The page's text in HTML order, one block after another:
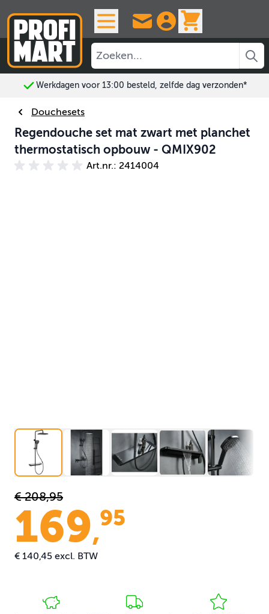
Werkdagen voor 13:00 besteld, zelfde dag verzonden*
Douchesets
Regendouche set mat zwart met planchet
thermostatisch opbouw - QMIX902
Art.nr.: 2414004
€ 208,95
169,95
€ 140,45 excl. BTW